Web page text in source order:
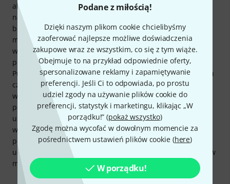
Podane z miłością!
Dzięki naszym plikom cookie chcielibyśmy
zaoferować najlepsze możliwe doświadczenia
zakupowe wraz ze wszystkim, co się z tym wiąże.
Obejmuje to na przykład odpowiednie oferty,
spersonalizowane reklamy i zapamiętywanie
preferencji. Jeśli Ci to odpowiada, po prostu
udziel zgody na używanie plików cookie do
preferencji, statystyk i marketingu, klikając „W
porządku!” (pokaż wszystko)
Zgodę można wycofać w dowolnym momencie za
pośrednictwem ustawień plików cookie (here)
W porządku!
ale nie wpływa na brzmienie. We wszystkich moich
nagraniach z zeszłego roku ten korektor kształtuje
brzmienie źródła podczas nagrywania, nadając basowi
mocniejszy fundament, kopnięciom więcej mocy i wokalom
większą klarowność, co wcześniej musiałem robić „w
pudełku” po nagraniu/miksie z Waves Pultec. „Sztuczka
Pultec” polegająca na jednoczesnym podbijaniu i obcinaniu
częstotliwości działa równie dobrze i jest często
wykorzystywana. Czasami chciałbym mieć wskaźnik
poziomu, ale po prostu nie ma na niego miejsca w
urządzeniu. Mój wniosek: wspaniałe narzędzie do
wstępnego kształtowania nagrań w sposób analogowy,
pozwalające mi głębiej zaangażować się w źródło i jego
uchwycony dźwięk, odchodząc od podejścia „poprawiaj to w
miksie”. Gorąco polecam!